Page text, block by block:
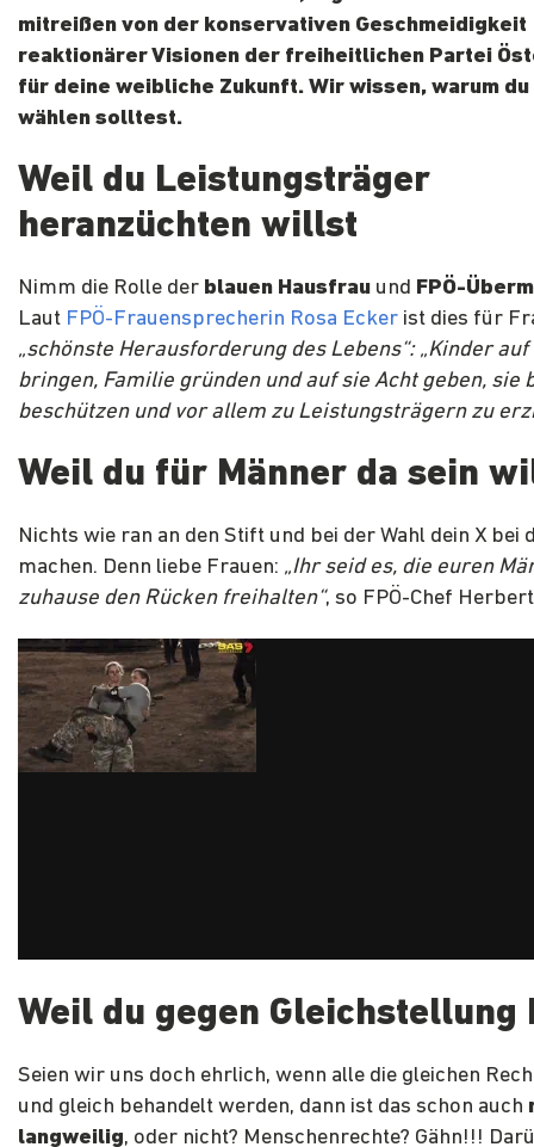
mitreißen von der konservativen Geschmeidigkeit
reaktionärer Visionen der freiheitlichen Partei
für deine weibliche Zukunft. Wir wissen, warum du
wählen solltest.
Weil du Leistungsträger
heranzüchten willst
Nimm die Rolle der blauen Hausfrau und FPÖ-
Laut FPÖ-Frauensprecherin Rosa Ecker ist dies für
„schönste Herausforderung des Lebens“: „Kinder auf
bringen, Familie gründen und auf sie Acht geben, sie
beschützen und vor allem zu Leistungsträgern zu
Weil du für Männer da sein
Nichts wie ran an den Stift und bei der Wahl dein X bei
machen. Denn liebe Frauen: „Ihr seid es, die euren
zuhause den Rücken freihalten“, so FPÖ-Chef
Weil du gegen Gleichstellung
Seien wir uns doch ehrlich, wenn alle die gleichen
und gleich behandelt werden, dann ist das schon auch
langweilig, oder nicht? Menschenrechte? Gähn!!!